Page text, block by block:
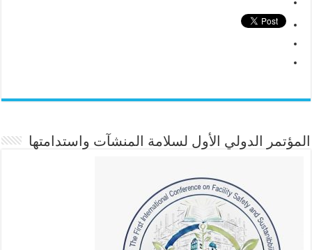
المؤتمر الدولي الأول لسلامة المنشآت واستدامتها